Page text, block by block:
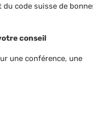
code suisse de
conseil
une conférence, une